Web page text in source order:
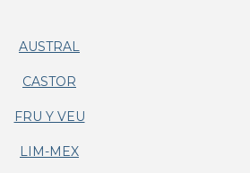
AUSTRAL
CASTOR
FRU Y VEU
LIM-MEX